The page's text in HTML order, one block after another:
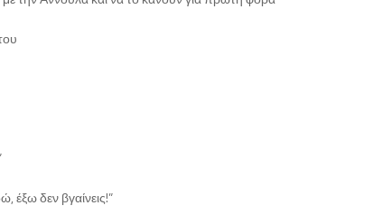
έξω δεν βγαίνεις!”